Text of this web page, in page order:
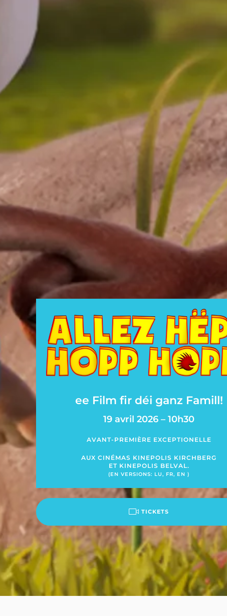
ee Film fir déi ganz Famill!
19 avril 2026 – 10h30
AVANT-PREMIÈRE EXCEPTIONELLE
AUX CINÉMAS KINEPOLIS KIRCHBERG
ET KINEPOLIS BELVAL.
(EN VERSIONS: LU, FR, EN )
TICKETS